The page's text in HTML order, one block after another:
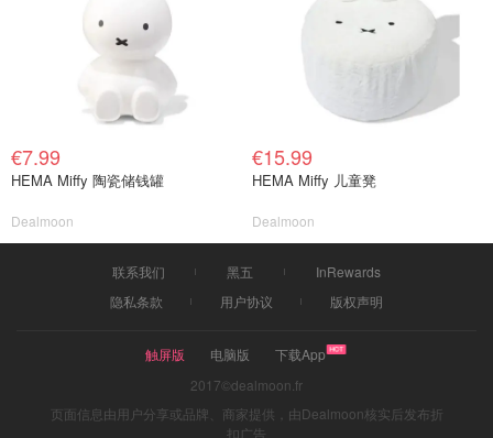
€7.99
HEMA Miffy 陶瓷储钱罐
Dealmoon
€15.99
HEMA Miffy 儿童凳
Dealmoon
联系我们 黑五
InRewards
隐私条款
用户协议 版权声明
触屏版 电脑版
下载App
2017©dealmoon.fr
页面信息由用户分享或品牌、商家提供，由Dealmoon核实后发布折
扣广告